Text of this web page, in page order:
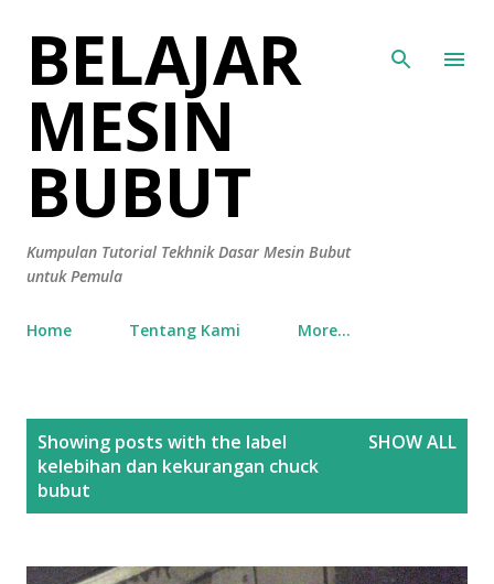
BELAJAR
MESIN
BUBUT
Kumpulan Tutorial Tekhnik Dasar Mesin Bubut
untuk Pemula
Home Tentang Kami More…
Showing posts with the label
kelebihan dan kekurangan chuck
bubut
SHOW ALL